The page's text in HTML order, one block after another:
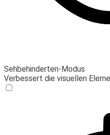
Sehbehinderten-Modus
Verbessert die visuellen